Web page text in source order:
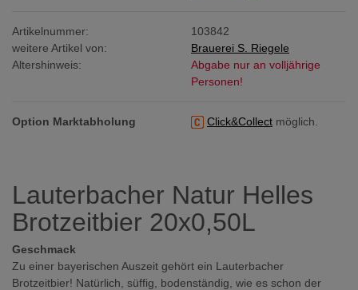
Artikelnummer:
103842
weitere Artikel von:
Brauerei S. Riegele
Altershinweis:
Abgabe nur an volljährige
Personen!
Option Marktabholung Click&Collect möglich.
Lauterbacher Natur Helles
Brotzeitbier 20x0,50L
Geschmack
Zu einer bayerischen Auszeit gehört ein Lauterbacher
Brotzeitbier! Natürlich, süffig, bodenständig, wie es schon der